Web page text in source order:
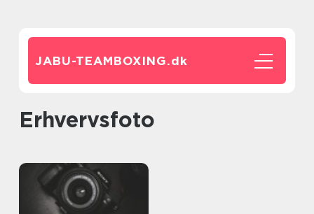
JABU-TEAMBOXING.dk
erhvervsfoto